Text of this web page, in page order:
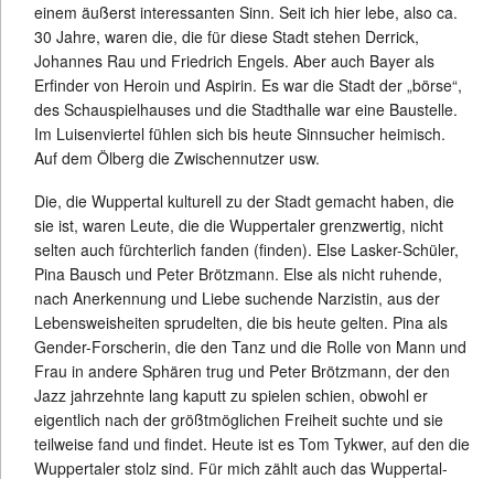
einem äußerst interessanten Sinn. Seit ich hier lebe, also ca.
30 Jahre, waren die, die für diese Stadt stehen Derrick,
Johannes Rau und Friedrich Engels. Aber auch Bayer als
Erfinder von Heroin und Aspirin. Es war die Stadt der „börse“,
des Schauspielhauses und die Stadthalle war eine Baustelle.
Im Luisenviertel fühlen sich bis heute Sinnsucher heimisch.
Auf dem Ölberg die Zwischennutzer usw.
Die, die Wuppertal kulturell zu der Stadt gemacht haben, die
sie ist, waren Leute, die die Wuppertaler grenzwertig, nicht
selten auch fürchterlich fanden (finden). Else Lasker-Schüler,
Pina Bausch und Peter Brötzmann. Else als nicht ruhende,
nach Anerkennung und Liebe suchende Narzistin, aus der
Lebensweisheiten sprudelten, die bis heute gelten. Pina als
Gender-Forscherin, die den Tanz und die Rolle von Mann und
Frau in andere Sphären trug und Peter Brötzmann, der den
Jazz jahrzehnte lang kaputt zu spielen schien, obwohl er
eigentlich nach der größtmöglichen Freiheit suchte und sie
teilweise fand und findet. Heute ist es Tom Tykwer, auf den die
Wuppertaler stolz sind. Für mich zählt auch das Wuppertal-